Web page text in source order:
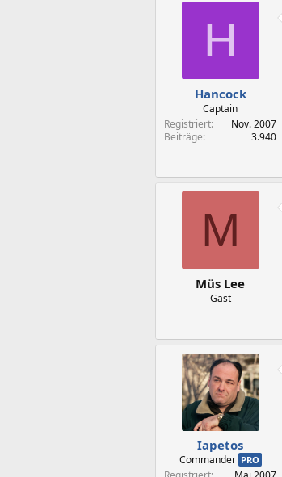
H
Hancock
Captain
Registriert
Nov. 2007
Beiträge
3.940
M
Müs Lee
Gast
Iapetos
Commander PRO